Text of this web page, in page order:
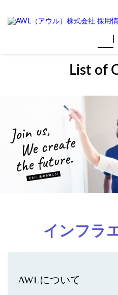
List of
インフラ
AWLについて